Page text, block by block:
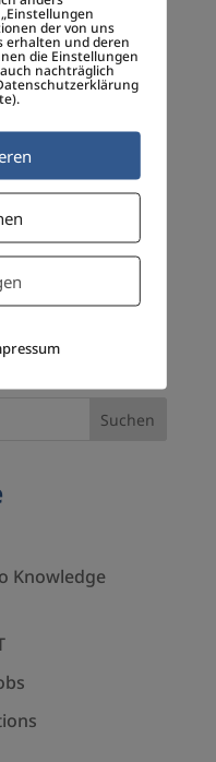
,Digitale
,EeG,High Tech,
Schwab
Artikel aus
Seit mehr als
Universitäten zu
der
Knowledge
der von uns
erhalten und deren
die Einstellungen
nachträglich